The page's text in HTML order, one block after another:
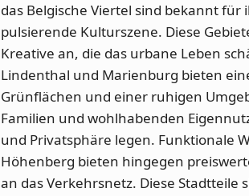
das Belgische Viertel sind bekannt
pulsierende Kulturszene. Diese
Kreative an, die das urbane Leben
Lindenthal und Marienburg bieten
Grünflächen und einer ruhigen
Familien und wohlhabenden
und Privatsphäre legen. Funktionale
Höhenberg bieten hingegen
an das Verkehrsnetz. Diese